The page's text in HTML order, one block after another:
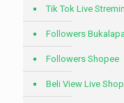
Tik Tok Live
Followers
Followers Shopee
Beli View Live